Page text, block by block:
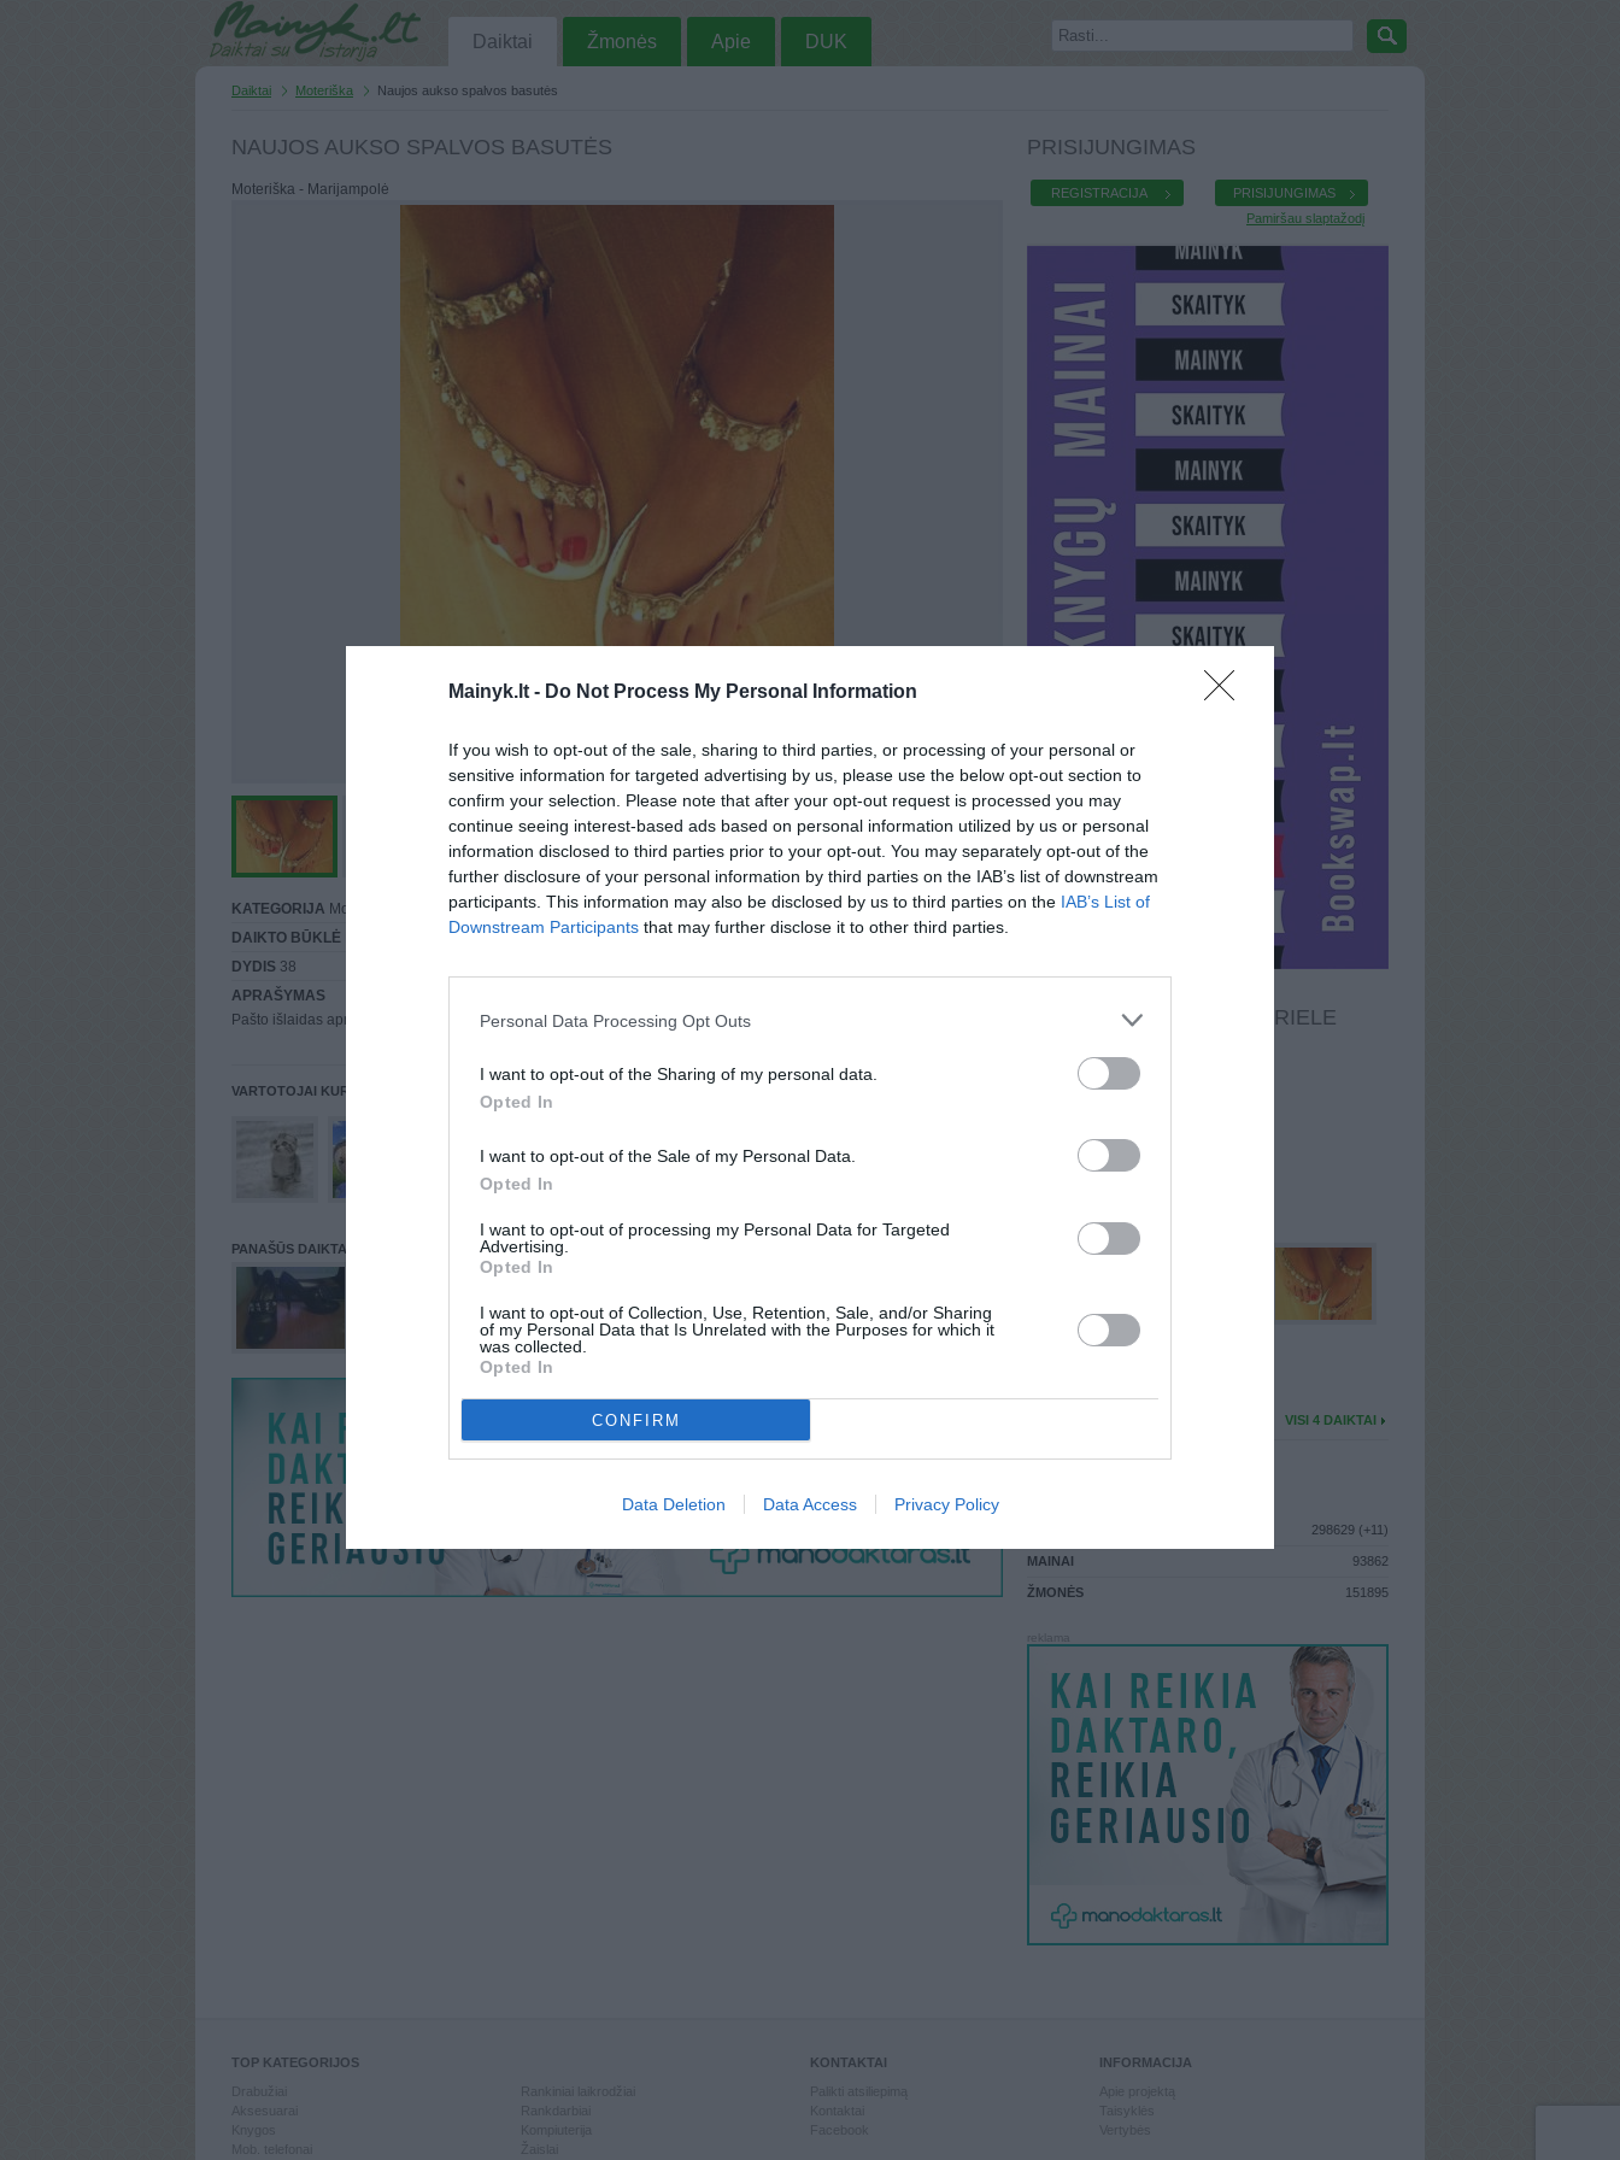
Mainyk.lt - Do Not Process My Personal Information
If you wish to opt-out of the sale, sharing to third parties, or processing of your personal or
sensitive information for targeted advertising by us, please use the below opt-out section to
confirm your selection. Please note that after your opt-out request is processed you may
continue seeing interest-based ads based on personal information utilized by us or personal
information disclosed to third parties prior to your opt-out. You may separately opt-out of the
further disclosure of your personal information by third parties on the IAB’s list of downstream
participants. This information may also be disclosed by us to third parties on the IAB’s List of
Downstream Participants that may further disclose it to other third parties.
Personal Data Processing Opt Outs
I want to opt-out of the Sharing of my personal data.
Opted In
I want to opt-out of the Sale of my Personal Data.
Opted In
I want to opt-out of processing my Personal Data for Targeted
Advertising.
Opted In
I want to opt-out of Collection, Use, Retention, Sale, and/or Sharing
of my Personal Data that Is Unrelated with the Purposes for which it
was collected.
Opted In
CONFIRM
Data Deletion Data Access Privacy Policy
Daiktai Žmonės Apie DUK
Daiktai Moteriška Naujos aukso spalvos basutės
NAUJOS AUKSO SPALVOS BASUTĖS
Moteriška - Marijampolė
KATEGORIJA Moteriška MIESTASMarijampolė
DAIKTO BŪKLĖ
DYDIS 38
APRAŠYMAS
Pašto išlaidas apmoku pati, daugiau info a.ž.
PARDUOČIAU UŽ
VARTOTOJAI KURIE PATALPINĘ DAIKTĄ Į NORŲ KREPŠĮ
PANAŠŪS DAIKTAI
PRISIJUNGIMAS
REGISTRACIJA
PRISIJUNGIMAS
Pamiršau slaptažodį
KLAUDIJAGABRIELE
ATLIKO MAINŲ
DAUGIAU DAIKTŲ
VISI 4 DAIKTAI
298629 (+11)
MAINAI 93862
ŽMONĖS 151895
TOP KATEGORIJOS
Knygos
Mob. telefonai
Kompiuterija
Žaislai
KONTAKTAI
Kontaktai
INFORMACIJA